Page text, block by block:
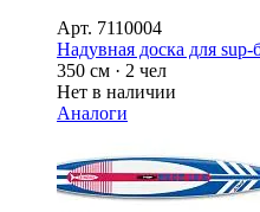
Арт. 7110004
Надувная доска для
350 см · 2 чел
Нет в наличии
Аналоги